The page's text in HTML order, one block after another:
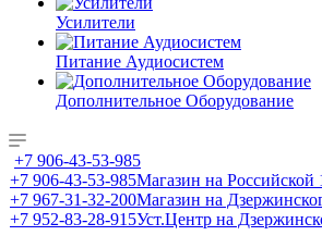
Усилители
Питание Аудиосистем
Дополнительное Оборудование
+7 906-43-53-985
+7 906-43-53-985Магазин на Российской
+7 967-31-32-200Магазин на
+7 952-83-28-915Уст.Центр на